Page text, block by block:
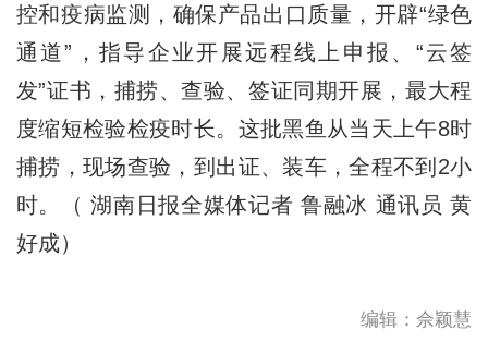
控和疫病监测，确保产品出口质量，开辟“绿色
通道”，指导企业开展远程线上申报、“云签
发”证书，捕捞、查验、签证同期开展，最大程
度缩短检验检疫时长。这批黑鱼从当天上午8时
捕捞，现场查验，到出证、装车，全程不到2小
时。（ 湖南日报全媒体记者 鲁融冰 通讯员 黄
好成）
编辑：佘颖慧